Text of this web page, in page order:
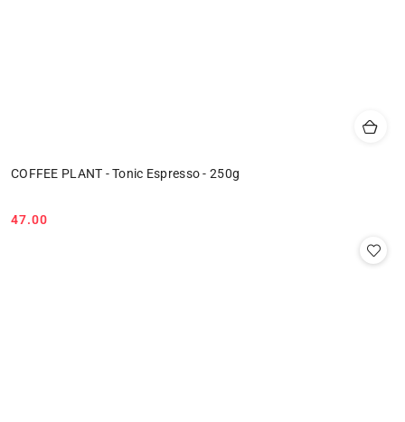
COFFEE PLANT - Tonic Espresso - 250g
Cena:
47.00